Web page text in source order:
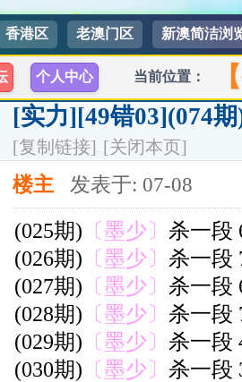
香港区 老澳门区 新澳简洁浏
个人中心 当前位置：
[实力][49错03](074
[复制链接] [关闭本页]
楼主 发表于: 07-08
(025期) 〔墨少〕 杀一段
(026期) 〔墨少〕 杀一段
(027期) 〔墨少〕 杀一段
(028期) 〔墨少〕 杀一段
(029期) 〔墨少〕 杀一段
(030期) 〔墨少〕 杀一段